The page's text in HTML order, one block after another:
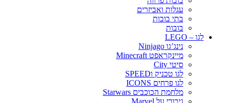
עגלות ואביזרים
בתי בובות
בובות
לגו – LEGO
נינג’גו Ninjago
מיינקראפט Minecraft
סיטי City
לגו טכניק וSPEED
לגו פרחים ICONS
מלחמת הכוכבים Starwars
גיבורי על Marvel